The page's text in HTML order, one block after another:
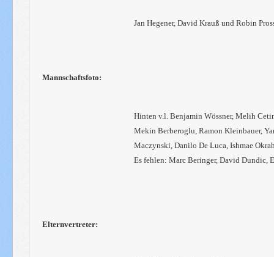
Jan Hegener, David Krauß und Robin
Mannschaftsfoto:
Hinten v.l. Benjamin Wössner, Melih
Mekin Berberoglu, Ramon Kleinbauer,
Maczynski, Danilo De Luca, Ishmae
Es fehlen: Marc Beringer, David Dundic,
Elternvertreter: